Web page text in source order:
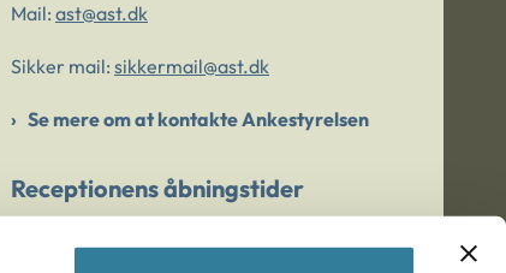
Mail: ast@ast.dk
Sikker mail: sikkermail@ast.dk
Se mere om at kontakte Ankestyrelsen
Receptionens åbningstider